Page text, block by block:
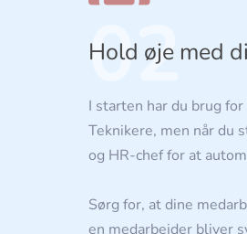
02
Hold øje med
I starten har du brug
Teknikere, men når du
og HR-chef for at
Sørg for, at dine
en medarbejder bliver